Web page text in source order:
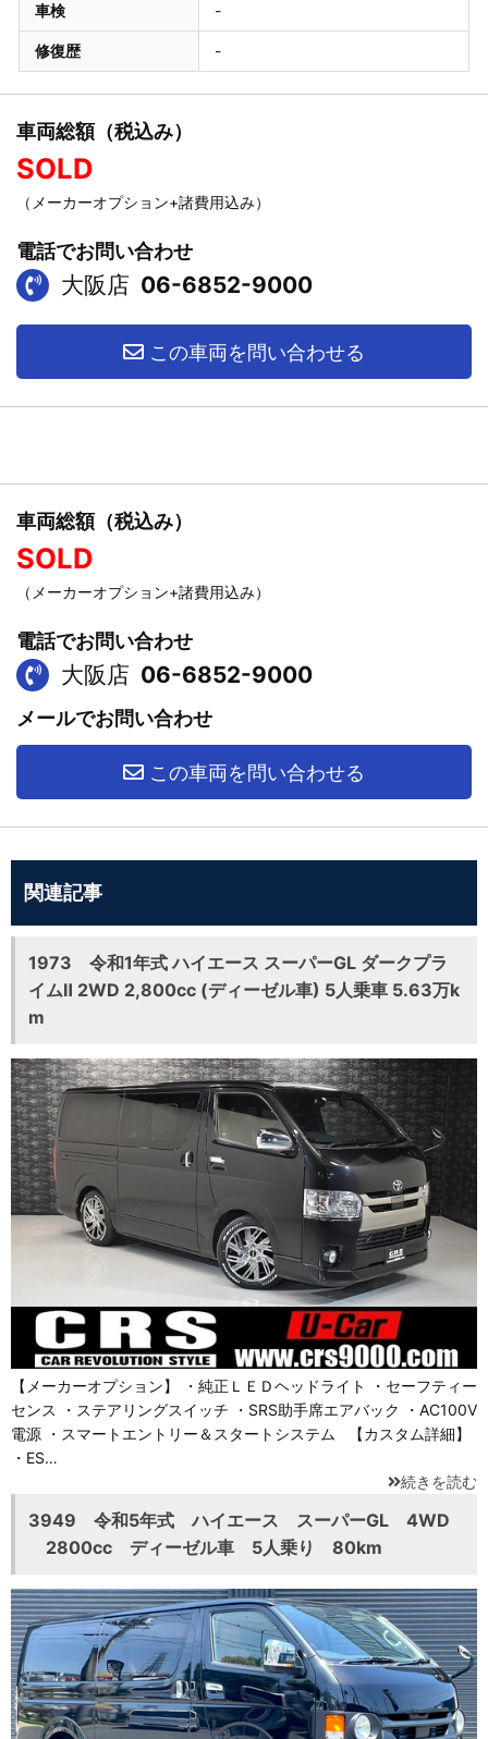
車検 -
修復歴 -
車両総額（税込み）
SOLD
（メーカーオプション+諸費用込み）
電話でお問い合わせ
大阪店 06-6852-9000
この車両を問い合わせる
車両総額（税込み）
SOLD
（メーカーオプション+諸費用込み）
電話でお問い合わせ
大阪店 06-6852-9000
メールでお問い合わせ
この車両を問い合わせる
関連記事
1973 令和1年式 ハイエース スーパーGL ダークプラ
イムⅡ 2WD 2,800cc (ディーゼル車) 5人乗車 5.63万k
m
【メーカーオプション】 ・純正ＬＥＤヘッドライト ・セーフティー
センス ・ステアリングスイッチ ・SRS助手席エアバック ・AC100V
電源 ・スマートエントリー＆スタートシステム 【カスタム詳細】
・ES…
続きを読む
3949 令和5年式 ハイエース スーパーGL 4WD
2800cc ディーゼル車 5人乗り 80km